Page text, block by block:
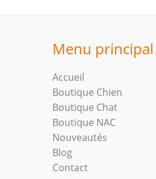
Menu principal
Accueil
Boutique Chien
Boutique Chat
Boutique NAC
Nouveautés
Blog
Contact